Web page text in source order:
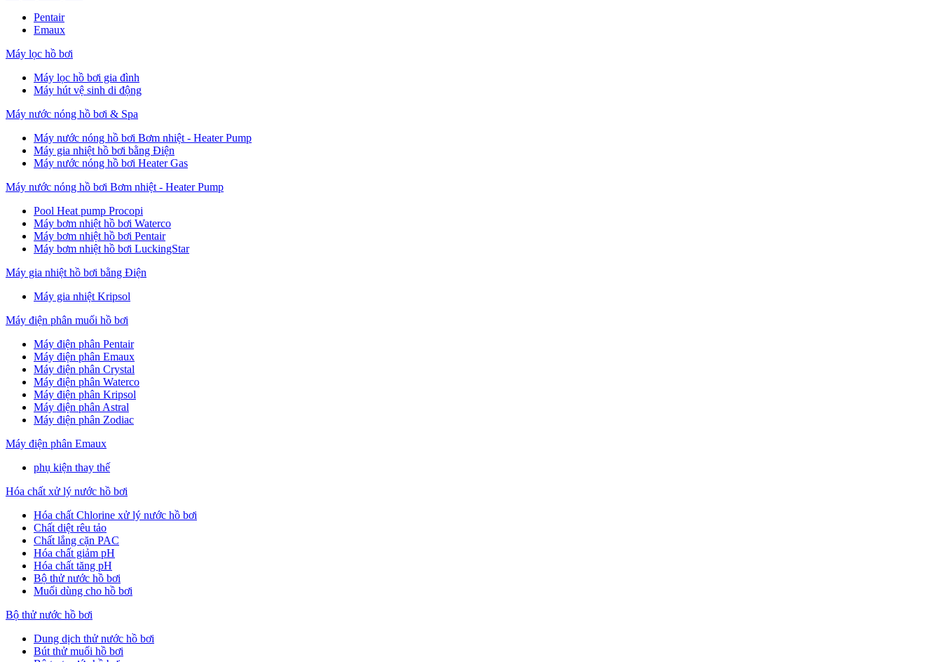
Pentair
Emaux
Máy lọc hồ bơi
Máy lọc hồ bơi gia đình
Máy hút vệ sinh di động
Máy nước nóng hồ bơi & Spa
Máy nước nóng hồ bơi Bơm nhiệt - Heater Pump
Máy gia nhiệt hồ bơi bằng Điện
Máy nước nóng hồ bơi Heater Gas
Máy nước nóng hồ bơi Bơm nhiệt - Heater Pump
Pool Heat pump Procopi
Máy bơm nhiệt hồ bơi Waterco
Máy bơm nhiệt hồ bơi Pentair
Máy bơm nhiệt hồ bơi LuckingStar
Máy gia nhiệt hồ bơi bằng Điện
Máy gia nhiệt Kripsol
Máy điện phân muối hồ bơi
Máy điện phân Pentair
Máy điện phân Emaux
Máy điện phân Crystal
Máy điện phân Waterco
Máy điện phân Kripsol
Máy điện phân Astral
Máy điện phân Zodiac
Máy điện phân Emaux
phụ kiện thay thế
Hóa chất xử lý nước hồ bơi
Hóa chất Chlorine xử lý nước hồ bơi
Chất diệt rêu tảo
Chất lắng cặn PAC
Hóa chất giảm pH
Hóa chất tăng pH
Bộ thử nước hồ bơi
Muối dùng cho hồ bơi
Bộ thử nước hồ bơi
Dung dịch thử nước hồ bơi
Bút thử muối hồ bơi